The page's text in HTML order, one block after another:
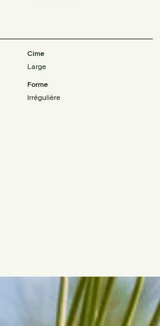
Cime
Large
Forme
Irrégulière